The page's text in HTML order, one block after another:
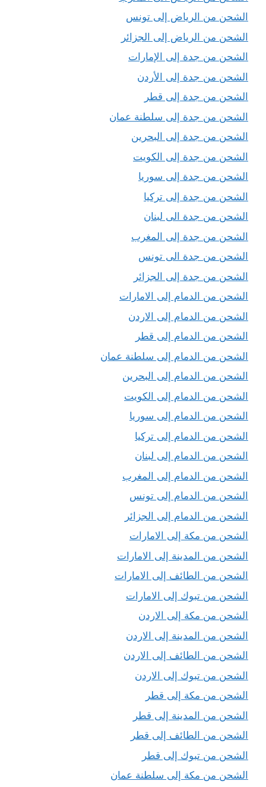
الشحن من الرياض إلى تونس
الشحن من الرياض إلى الجزائر
الشحن من جدة إلى الإمارات
الشحن من جدة إلى الأردن
الشحن من جدة إلى قطر
الشحن من جدة إلى سلطنة عمان
الشحن من جدة إلى البحرين
الشحن من جدة إلى الكويت
الشحن من جدة إلى سوريا
الشحن من جدة إلى تركيا
الشحن من جدة الى لبنان
الشحن من جدة إلى المغرب
الشحن من جدة الى تونس
الشحن من جدة إلى الجزائر
الشحن من الدمام إلى الامارات
الشحن من الدمام إلى الاردن
الشحن من الدمام إلى قطر
الشحن من الدمام إلى سلطنة عمان
الشحن من الدمام إلى البحرين
الشحن من الدمام إلى الكويت
الشحن من الدمام إلى سوريا
الشحن من الدمام إلى تركيا
الشحن من الدمام إلى لبنان
الشحن من الدمام إلى المغرب
الشحن من الدمام إلى تونس
الشحن من الدمام إلى الجزائر
الشحن من مكة إلى الامارات
الشحن من المدينة إلى الامارات
الشحن من الطائف إلى الامارات
الشحن من تبوك إلى الامارات
الشحن من مكة إلى الاردن
الشحن من المدينة إلى الاردن
الشحن من الطائف إلى الاردن
الشحن من تبوك إلى الاردن
الشحن من مكة إلى قطر
الشحن من المدينة إلى قطر
الشحن من الطائف إلى قطر
الشحن من تبوك إلى قطر
الشحن من مكة إلى سلطنة عمان